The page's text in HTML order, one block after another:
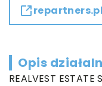
repartners.pl
Opis
REALVEST